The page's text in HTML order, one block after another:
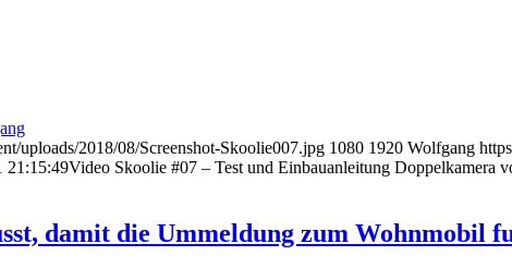
uploads/2018/08/Screenshot-Skoolie007.jpg 1080 1920 Wolfgang
21:15:49Video Skoolie #07 – Test und Einbauanleitung Doppelkamera
damit die Ummeldung zum Wohnmobil